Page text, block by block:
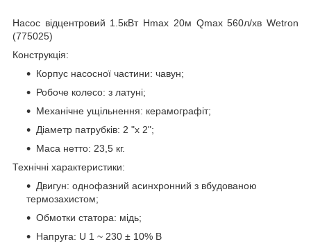
Насос відцентровий 1.5кВт Hmax 20м Qmax 560л/хв Wetron
(775025)
Конструкція:
Корпус насосної частини: чавун;
Робоче колесо: з латуні;
Механічне ущільнення: керамографіт;
Діаметр патрубків: 2 "x 2";
Маса нетто: 23,5 кг.
Технічні характеристики:
Двигун: однофазний асинхронний з вбудованою
термозахистом;
Обмотки статора: мідь;
Напруга: U 1 ~ 230 ± 10% В